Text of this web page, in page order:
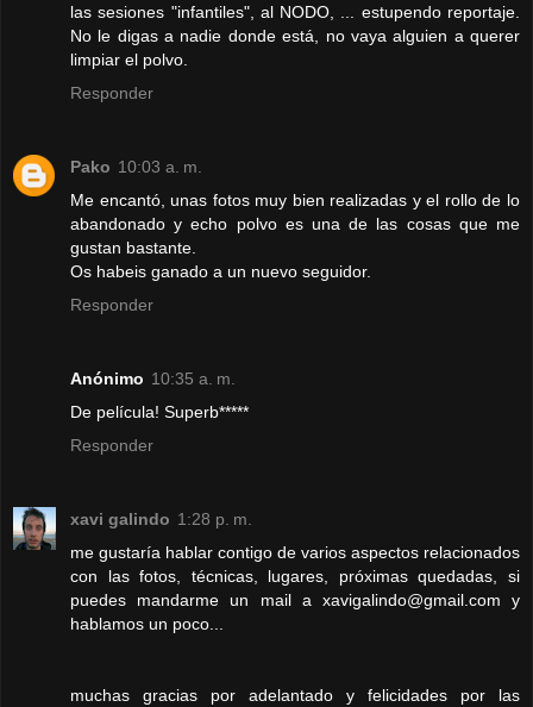
las sesiones "infantiles", al NODO, ... estupendo reportaje.
No le digas a nadie donde está, no vaya alguien a querer
limpiar el polvo.
Responder
Pako 10:03 a. m.
Me encantó, unas fotos muy bien realizadas y el rollo de lo
abandonado y echo polvo es una de las cosas que me
gustan bastante.
Os habeis ganado a un nuevo seguidor.
Responder
Anónimo 10:35 a. m.
De película! Superb*****
Responder
xavi galindo 1:28 p. m.
me gustaría hablar contigo de varios aspectos relacionados
con las fotos, técnicas, lugares, próximas quedadas, si
puedes mandarme un mail a xavigalindo@gmail.com y
hablamos un poco...
muchas gracias por adelantado y felicidades por las